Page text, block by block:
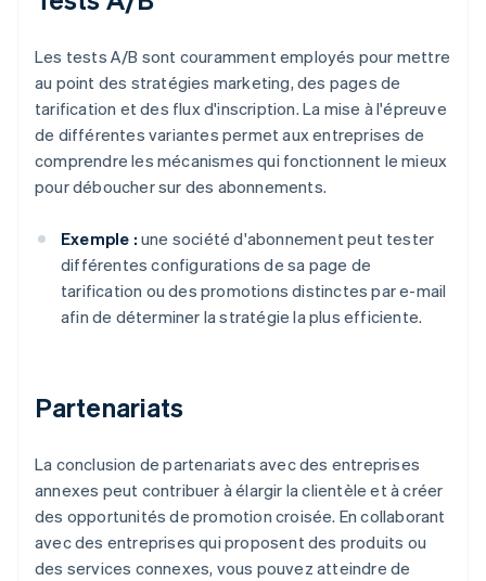
Les tests A/B sont couramment employés pour mettre
au point des stratégies marketing, des pages de
tarification et des flux d'inscription. La mise à l'épreuve
de différentes variantes permet aux entreprises de
comprendre les mécanismes qui fonctionnent le mieux
pour déboucher sur des abonnements.
Exemple : une société d'abonnement peut tester
différentes configurations de sa page de
tarification ou des promotions distinctes par e-mail
afin de déterminer la stratégie la plus efficiente.
Partenariats
La conclusion de partenariats avec des entreprises
annexes peut contribuer à élargir la clientèle et à créer
des opportunités de promotion croisée. En collaborant
avec des entreprises qui proposent des produits ou
des services connexes, vous pouvez atteindre de